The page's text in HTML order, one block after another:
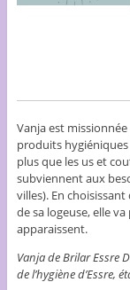
Vanja est
produits hygiéniques
plus que les us et
subviennent aux
villes). En
de sa logeuse, elle
apparaissent.
Vanja de Brilar Essre
de l’hygiène d’Essre,